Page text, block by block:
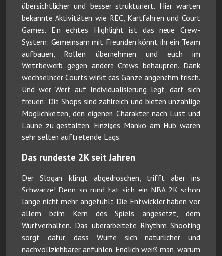
übersichtlicher und besser strukturiert. Hier warten
bekannte Aktivitäten wie REC, Kartfahren und Court
Games. Ein echtes Highlight ist das neue Crew-
System: Gemeinsam mit Freunden könnt ihr ein Team
aufbauen, Rollen übernehmen und euch im
Wettbewerb gegen andere Crews behaupten. Dank
wechselnder Courts wirkt das Ganze angenehm frisch.
Und wer Wert auf Individualisierung legt, darf sich
freuen: Die Shops sind zahlreich und bieten unzählige
Möglichkeiten, den eigenen Charakter nach Lust und
Laune zu gestalten. Einziges Manko am Hub waren
sehr selten auftretende Lags.
Das rundeste 2K seit Jahren
Der Slogan klingt abgedroschen, trifft aber ins
Schwarze! Denn so rund hat sich ein NBA 2K schon
lange nicht mehr angefühlt. Die Entwickler haben vor
allem beim Kern des Spiels angesetzt, dem
Wurfverhalten. Das überarbeitete Rhythm Shooting
sorgt dafür, dass Würfe sich natürlicher und
nachvollziehbarer anfühlen. Endlich weiß man, warum